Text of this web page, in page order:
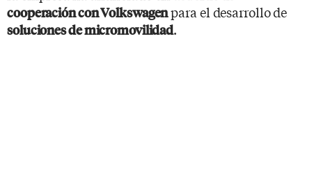
cooperación con Volkswagenpara el desarrollo de
soluciones de micromovilidad.